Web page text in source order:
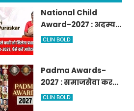
National Child
Award-2027 : अदम्य
साहस दिखाने वाले बच्चों
पुरस्कार-2027, ऐसे करें
आवेदन
CLIN BOLD
Padma Awards-
2027 : समाजसेवा करने
वालों के लिए सुनेहरा
CLIN BOLD